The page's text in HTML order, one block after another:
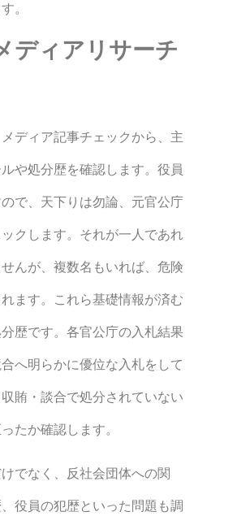
。
ディアリサーチ
ディア記事チェックから、主
や処分歴を確認します。役員
で、天下りは勿論、元官公庁
クします。それが一人であれ
んが、複数名もいれば、危険
ます。これら基礎情報が済む
歴です。各官公庁の入札結果
へ明らかに優位な入札をして
賄・談合で処分されていない
たか確認します。
でなく、反社会団体への関
役員の犯歴といった問題も調